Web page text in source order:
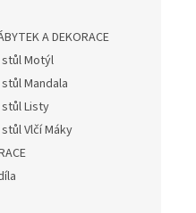
A DEKORACE
Motýl
Mandala
Listy
Vlčí Máky